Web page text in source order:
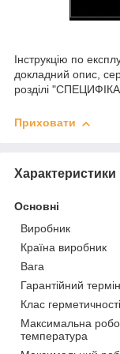
Інструкцію по
докладний опис,
розділі
Приховати
Характеристики
Основні
Виробник
Країна виробник
Вага
Гарантійний термін
Клас герметичності
Максимальна
температура